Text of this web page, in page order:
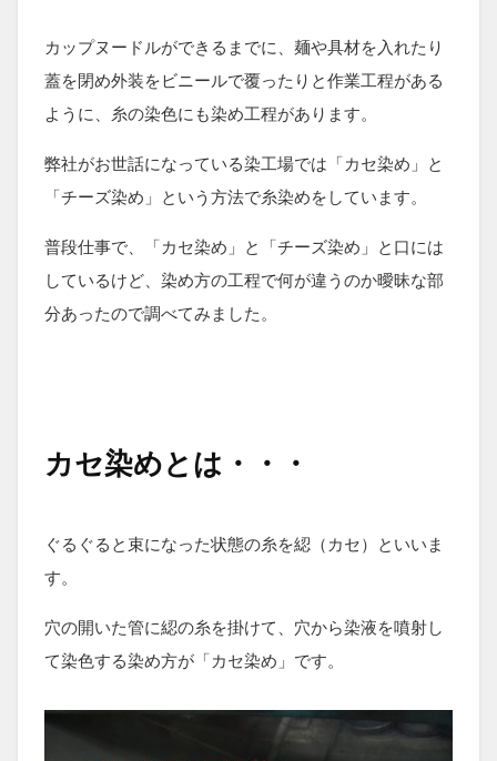
カップヌードルができるまでに、麺や具材を入れたり
蓋を閉め外装をビニールで覆ったりと作業工程がある
ように、糸の染色にも染め工程があります。
弊社がお世話になっている染工場では「カセ染め」と
「チーズ染め」という方法で糸染めをしています。
普段仕事で、「カセ染め」と「チーズ染め」と口には
しているけど、染め方の工程で何が違うのか曖昧な部
分あったので調べてみました。
カセ染めとは・・・
ぐるぐると束になった状態の糸を綛（カセ）といいま
す。
穴の開いた管に綛の糸を掛けて、穴から染液を噴射し
て染色する染め方が「カセ染め」です。